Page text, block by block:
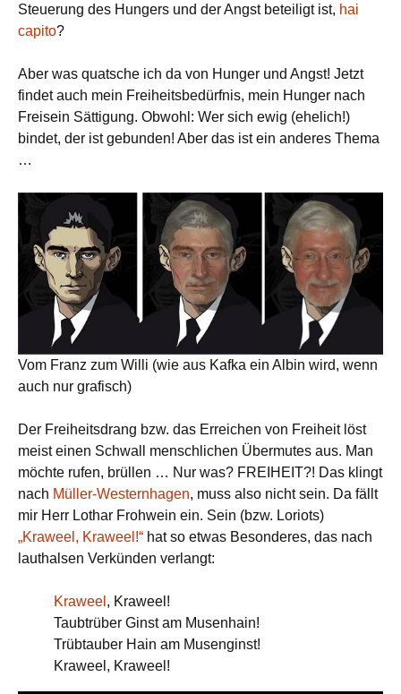
Steuerung des Hungers und der Angst beteiligt ist, hai
capito?
Aber was quatsche ich da von Hunger und Angst! Jetzt
findet auch mein Freiheitsbedürfnis, mein Hunger nach
Freisein Sättigung. Obwohl: Wer sich ewig (ehelich!)
bindet, der ist gebunden! Aber das ist ein anderes Thema
…
Vom Franz zum Willi (wie aus Kafka ein Albin wird, wenn
auch nur grafisch)
Der Freiheitsdrang bzw. das Erreichen von Freiheit löst
meist einen Schwall menschlichen Übermutes aus. Man
möchte rufen, brüllen … Nur was? FREIHEIT?! Das klingt
nach Müller-Westernhagen, muss also nicht sein. Da fällt
mir Herr Lothar Frohwein ein. Sein (bzw. Loriots)
„Kraweel, Kraweel!“ hat so etwas Besonderes, das nach
lauthalsen Verkünden verlangt:
Kraweel , Kraweel!
Taubtrüber Ginst am Musenhain!
Trübtauber Hain am Musenginst!
Kraweel, Kraweel!